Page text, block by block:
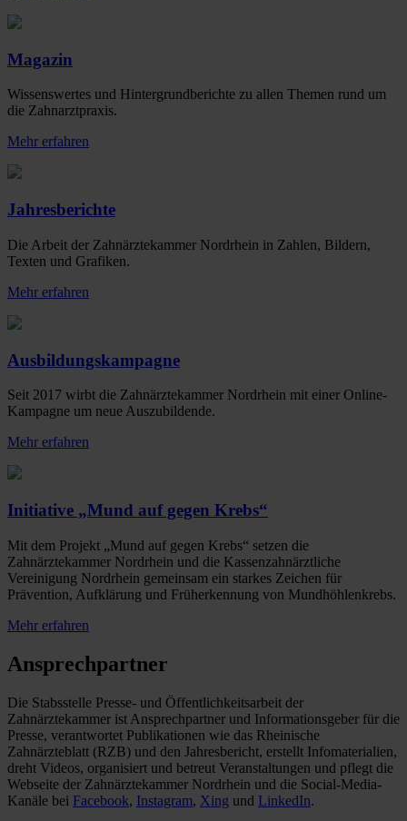
Magazin
Wissenswertes und Hintergrundberichte zu allen Themen rund um
die Zahnarztpraxis.
Mehr erfahren
Jahresberichte
Die Arbeit der Zahnärztekammer Nordrhein in Zahlen, Bildern,
Texten und Grafiken.
Mehr erfahren
Ausbildungskampagne
Seit 2017 wirbt die Zahnärztekammer Nordrhein mit einer Online-
Kampagne um neue Auszubildende.
Mehr erfahren
Initiative „Mund auf gegen Krebs“
Mit dem Projekt „Mund auf gegen Krebs“ setzen die
Zahnärztekammer Nordrhein und die Kassenzahnärztliche
Vereinigung Nordrhein gemeinsam ein starkes Zeichen für
Prävention, Aufklärung und Früherkennung von Mundhöhlenkrebs.
Mehr erfahren
Ansprechpartner
Die Stabsstelle Presse- und Öffentlichkeitsarbeit der
Zahnärztekammer ist Ansprechpartner und Informationsgeber für die
Presse, verantwortet Publikationen wie das Rheinische
Zahnärzteblatt (RZB) und den Jahresbericht, erstellt Infomaterialien,
dreht Videos, organisiert und betreut Veranstaltungen und pflegt die
Webseite der Zahnärztekammer Nordrhein und die Social-Media-
Kanäle bei Facebook, Instagram, Xing und LinkedIn.